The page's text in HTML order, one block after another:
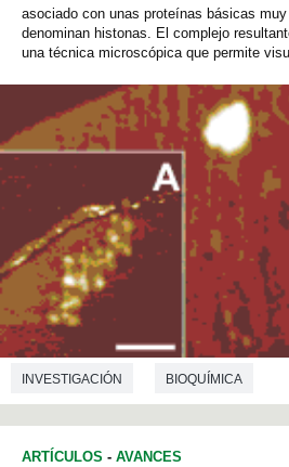
asociado con unas proteínas básicas
denominan histonas. El complejo
una técnica microscópica que permite
INVESTIGACIÓN BIOQUÍMICA
ARTÍCULOS - AVANCES